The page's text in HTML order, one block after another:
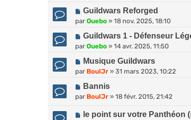
Guildwars Reforged
par Ouebo » 18 nov. 2025, 18:10
Guildwars 1 - Défenseur
par Ouebo » 14 avr. 2025, 11:50
Musique Guildwars
par BoulJr » 31 mars 2023, 10:22
Bannis
par BoulJr » 18 févr. 2015, 21:42
le point sur votre Panthéon